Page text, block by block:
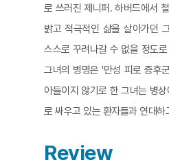
로 쓰러진 제니퍼. 하버드에서
밝고 적극적인 삶을 살아가던
스스로 꾸려나갈 수 없을 정도
그녀의 병명은 '만성 피로 증후
아들이지 않기로 한 그녀는 병
로 싸우고 있는 환자들과 연대하
Review